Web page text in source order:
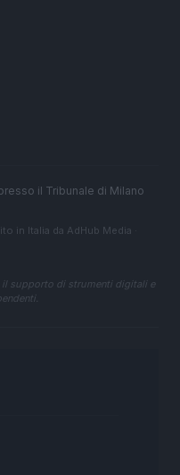
il Tribunale di Milano
in Italia da AdHub Media
il supporto di strumenti digitali e